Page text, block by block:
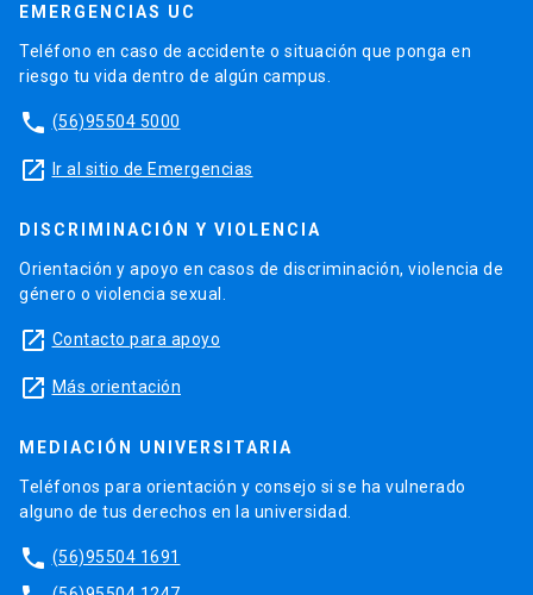
EMERGENCIAS UC
Teléfono en caso de accidente o situación que ponga en
riesgo tu vida dentro de algún campus.
phone (56)95504 5000
launch Ir al sitio de Emergencias
DISCRIMINACIÓN Y VIOLENCIA
Orientación y apoyo en casos de discriminación, violencia de
género o violencia sexual.
launch Contacto para apoyo
launch Más orientación
MEDIACIÓN UNIVERSITARIA
Teléfonos para orientación y consejo si se ha vulnerado
alguno de tus derechos en la universidad.
phone (56)95504 1691